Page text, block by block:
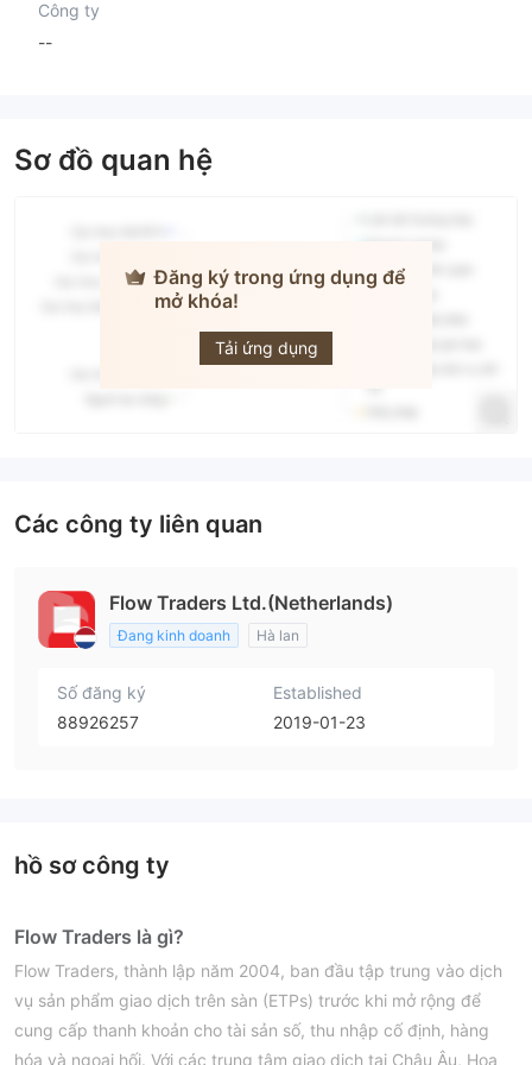
Công ty
--
Sơ đồ quan hệ
Đăng ký trong ứng dụng để
mở khóa!
Tải ứng dụng
Flow
Các công ty liên quan
Flow Traders Ltd.(Netherlands)
Đang kinh doanh Hà lan
Số đăng ký
88926257
Established
2019-01-23
hồ sơ công ty
Flow Traders là gì?
Flow Traders, thành lập năm 2004, ban đầu tập trung vào dịch
vụ sản phẩm giao dịch trên sàn (ETPs) trước khi mở rộng để
cung cấp thanh khoản cho tài sản số, thu nhập cố định, hàng
hóa và ngoại hối. Với các trung tâm giao dịch tại Châu Âu, Hoa